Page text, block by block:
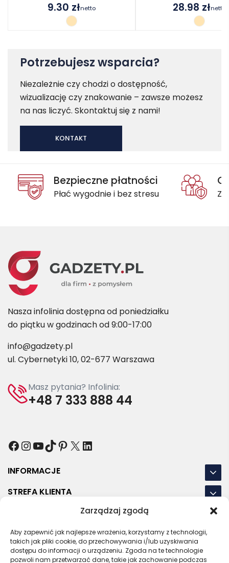
Zarządzaj zgodą
Aby zapewnić jak najlepsze wrażenia, korzystamy z technologii,
takich jak pliki cookie, do przechowywania i/lub uzyskiwania
dostępu do informacji o urządzeniu. Zgoda na te technologie
pozwoli nam przetwarzać dane, takie jak zachowanie podczas
9.30 złnetto 28.98 złnetto
Potrzebujesz wsparcia?
Niezależnie czy chodzi o dostępność,
wizualizację czy znakowanie – zawsze możesz
na nas liczyć. Skontaktuj się z nami!
KONTAKT
Bezpieczne płatności
Płać wygodnie i bez stresu
Nasza infolinia dostępna od poniedziałku
do piątku w godzinach od 9:00-17:00
info@gadzety.pl
ul. Cybernetyki 10, 02-677 Warszawa
Masz pytania? Infolinia:
+48 7 333 888 44
Facebook
Instagram
YouTube
TikTok
Pinterest
X LinkedIn
INFORMACJE
STREFA KLIENTA
NASZE LOKALIZACJE
OSTATNIE POSTY